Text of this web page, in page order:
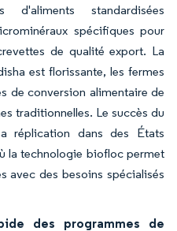
d'aliments standardisées
spécifiques pour
de qualité export. La
est florissante, les fermes
de conversion alimentaire de
traditionnelles. Le succès du
réplication dans des États
la technologie biofloc permet
avec des besoins spécialisés
des programmes de